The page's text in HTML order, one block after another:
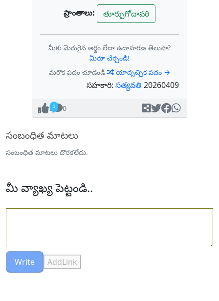
ప్రాంతాలు: తూర్పుగోదావరి
మీకు మెరుగైన అర్థం లేదా ఉదాహరణ తెలుసా?
మీరూ చేర్చండి!
మరొక పదం చూడండి
యాదృచ్ఛిక పదం →
సహకారి: సత్యవతి 20260409
1 0
సంబంధిత మాటలు
సంబంధిత మాటలు దొరకలేదు.
మీ వ్యాఖ్య పెట్టండి..
Write AddLink